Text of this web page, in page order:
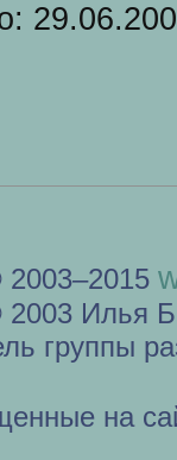
Илья
группы
на